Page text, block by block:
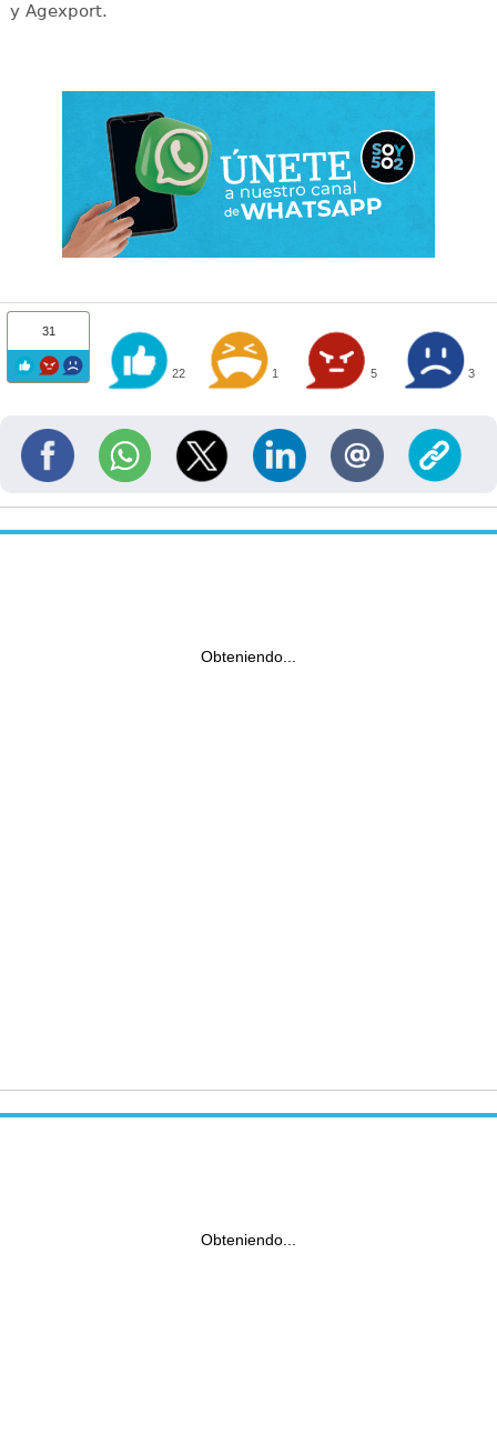
y Agexport.
31
22 1 5 3
Obteniendo...
Obteniendo...